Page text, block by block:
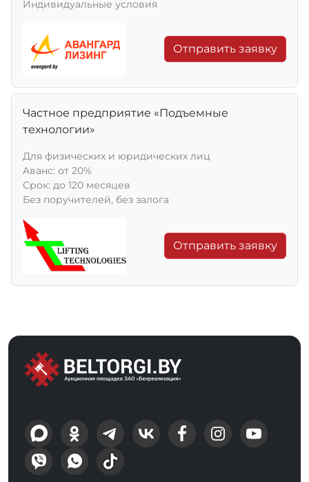
Индивидуальные условия
Отправить заявку
Частное предприятие «Подъемные
технологии»
Для физических и юридических лиц
Aванс: от 20%
Срок: до 120 месяцев
Без поручителей, без залога
Отправить заявку